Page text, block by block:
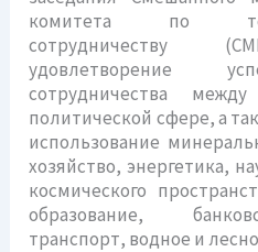
комитета по
сотрудничеству
удовлетворение
сотрудничества
политической сфере, а
использование
хозяйство, энергетика,
космического
образование,
транспорт, водное и